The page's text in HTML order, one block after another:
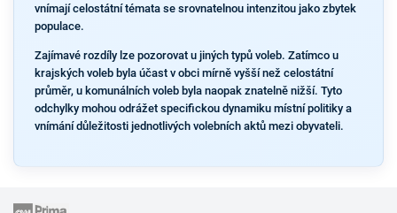
vnímají celostátní témata se srovnatelnou intenzitou jako zbytek
populace.
Zajímavé rozdíly lze pozorovat u jiných typů voleb. Zatímco u
krajských voleb byla účast v obci mírně vyšší než celostátní
průměr, u komunálních voleb byla naopak znatelně nižší. Tyto
odchylky mohou odrážet specifickou dynamiku místní politiky a
vnímání důležitosti jednotlivých volebních aktů mezi obyvateli.